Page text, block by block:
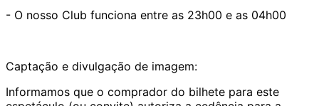
- O nosso Club funciona entre as 23h00 e as 04h00
Captação e divulgação de imagem:
Informamos que o comprador do bilhete para este